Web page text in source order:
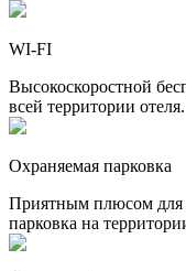
WI-FI
Высокоскоростной
всей территории отеля.
Охраняемая парковка
Приятным плюсом для
парковка на